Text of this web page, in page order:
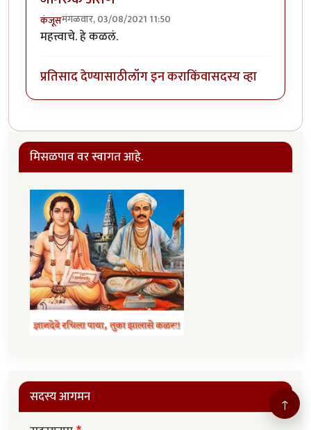
कंजूसमंगळवार, 03/08/2021 11:50
महत्त्वाचे. हे कळलं.
प्रतिसाद देण्यासाठीलॉग इन कराकिंवासदस्य व्हा
मिसळपाव वर स्वागत आहे.
सदस्य आगमन
↑